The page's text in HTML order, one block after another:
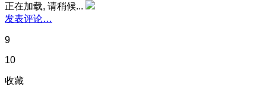
正在加载, 请稍候...
发表评论…
9
10
收藏